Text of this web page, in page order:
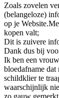
Zoals zovelen
(belangeloze)
op je
kopen valt;
Dit is zuivere
Dank dus bij
Ik ben een
bloedafname dat
schildklier te
waarschijnlijk
zo gauw